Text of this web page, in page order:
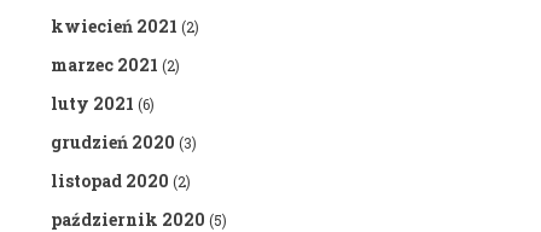
kwiecień 2021 (2)
marzec 2021 (2)
luty 2021 (6)
grudzień 2020 (3)
listopad 2020 (2)
październik 2020 (5)